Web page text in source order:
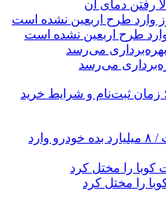
رفتن دمای آن
می‌رسد
ثبت‌نام و شرایط خرید
کاسبی خارج‌نشین‌ها با سهمیه اقامت / ۸ میلیارد بده خودرو وارد
را مختل کرد